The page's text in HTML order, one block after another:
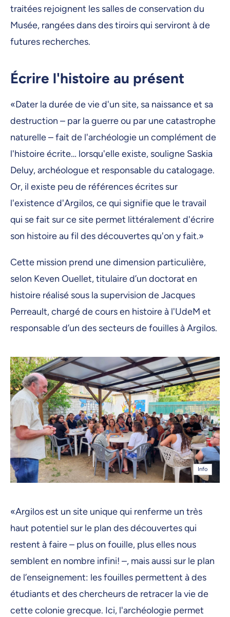
traitées rejoignent les salles de conservation du
Musée, rangées dans des tiroirs qui serviront à de
futures recherches.
Écrire l'histoire au présent
«Dater la durée de vie d'un site, sa naissance et sa
destruction – par la guerre ou par une catastrophe
naturelle – fait de l'archéologie un complément de
l'histoire écrite… lorsqu'elle existe, souligne Saskia
Deluy, archéologue et responsable du catalogage.
Or, il existe peu de références écrites sur
l'existence d'Argilos, ce qui signifie que le travail
qui se fait sur ce site permet littéralement d'écrire
son histoire au fil des découvertes qu'on y fait.»
Cette mission prend une dimension particulière,
selon Keven Ouellet, titulaire d’un doctorat en
histoire réalisé sous la supervision de Jacques
Perreault, chargé de cours en histoire à l'UdeM et
responsable d’un des secteurs de fouilles à Argilos.
Info
«Argilos est un site unique qui renferme un très
haut potentiel sur le plan des découvertes qui
restent à faire – plus on fouille, plus elles nous
semblent en nombre infini! –, mais aussi sur le plan
de l’enseignement: les fouilles permettent à des
étudiants et des chercheurs de retracer la vie de
cette colonie grecque. Ici, l'archéologie permet